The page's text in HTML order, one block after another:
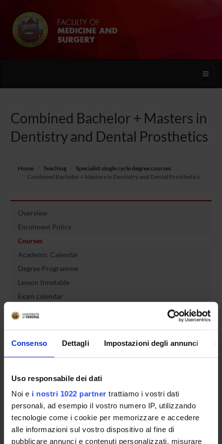
Consenso Dettagli Impostazioni degli annunci
Uso responsabile dei dati
Noi e i nostri 1022 partner trattiamo i vostri dati
personali, ad esempio il vostro numero IP, utilizzando
tecnologie come i cookie per memorizzare e accedere
alle informazioni sul vostro dispositivo al fine di
pubblicare annunci e contenuti personalizzati, misurare
Toggle
Combined Bachelor + Masters in
Dentistry and Dental Prosthetics
Home Teaching
Specialist single cycle degree courses
Combined Bachelor + Masters in Dentistry and Dental Prosthetics
Overview
Enrolment Policy
Courses
Academic Calendar
Degree Programme
Lesson timetable
Exam calendar
International Students
OFFERTA FORMATIVA